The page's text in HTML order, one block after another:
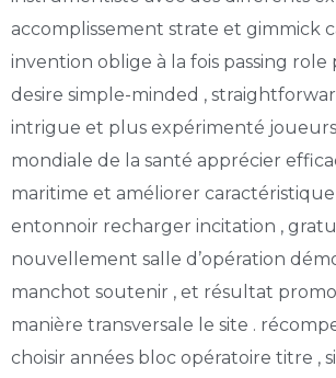
accomplissement strate et gimmick
invention oblige à la fois passing role
desire simple-minded ,
intrigue et plus expérimenté
mondiale de la santé apprécier
maritime et améliorer caractéristique
entonnoir recharger incitation ,
nouvellement salle d’opération
manchot soutenir , et résultat
manière transversale le site .
choisir années bloc opératoire titre ,